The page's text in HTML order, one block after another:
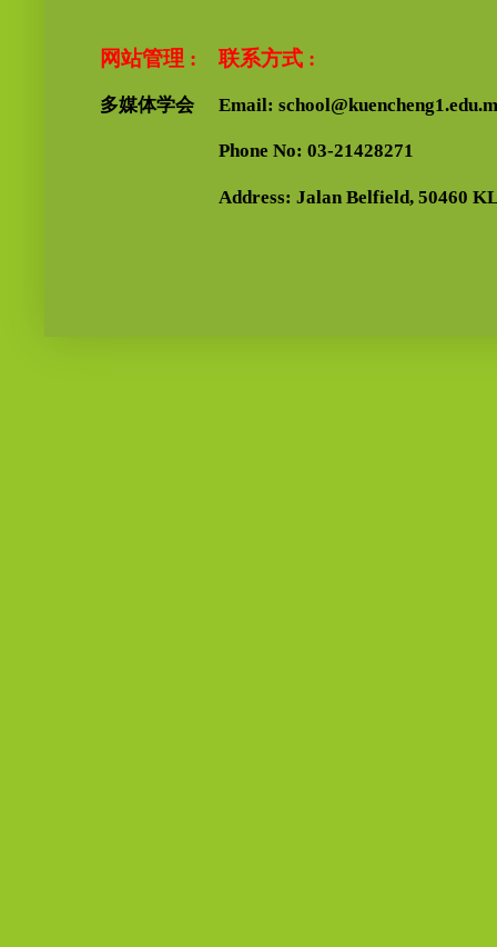
网站管理 :
多媒体学会
联系方式 :
Email:
Phone No: 03-21428271
Address: Jalan Belfield, 50460